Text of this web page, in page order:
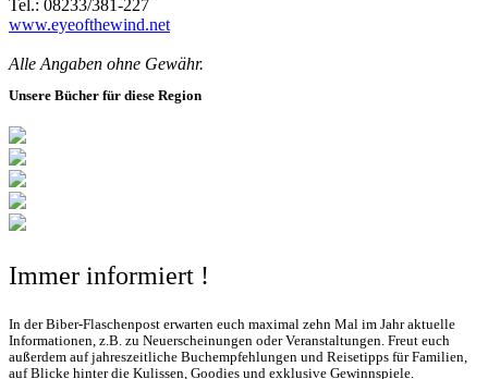
Tel.: 08233/381-227
www.eyeofthewind.net
Alle Angaben ohne Gewähr.
Unsere Bücher für diese Region
Immer informiert !
In der Biber-Flaschenpost erwarten euch maximal zehn Mal im Jahr aktuelle
Informationen, z.B. zu Neuerscheinungen oder Veranstaltungen. Freut euch
außerdem auf jahreszeitliche Buchempfehlungen und Reisetipps für Familien,
auf Blicke hinter die Kulissen, Goodies und exklusive Gewinnspiele.